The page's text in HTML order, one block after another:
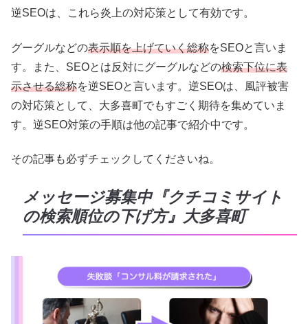
逆SEOは、これら炎上の対応策として有効です。
グーグルなどの表示順を上げていく総称をSEOと言いま
す。また、SEOとは反対にグーグルなどの検索下位に表
示させる総称を逆SEOと言います。逆SEOは、風評被害
の対応策として、大多喜町でもすごく期待を集めていま
す。逆SEO対策の手順は他の記事で紹介中です。
その記事も必ずチェックしてくださいね。
メッセージ募集中『クチコミサイト
の検索順位の下げ方』大多喜町